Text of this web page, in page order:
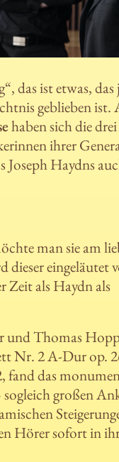
das ist etwas, das
geblieben ist.
haben sich die
ihrer
Haydns
man sie am
eingeläutet
Zeit als Haydn als
und Thomas
Nr. 2 A-Dur op.
fand das
sogleich großen
Hörer sofort in